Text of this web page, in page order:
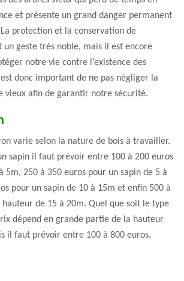
et présente un grand danger permanent
protection et la conservation de
un geste très noble, mais il est encore
notre vie contre l’existence des
donc important de ne pas négliger la
vieux afin de garantir notre sécurité.
varie selon la nature de bois à travailler.
sapin il faut prévoir entre 100 à 200 euros
5m, 250 à 350 euros pour un sapin de 5 à
pour un sapin de 10 à 15m et enfin 500 à
de 15 à 20m. Quel que soit le type
dépend en grande partie de la hauteur
il faut prévoir entre 100 à 800 euros.